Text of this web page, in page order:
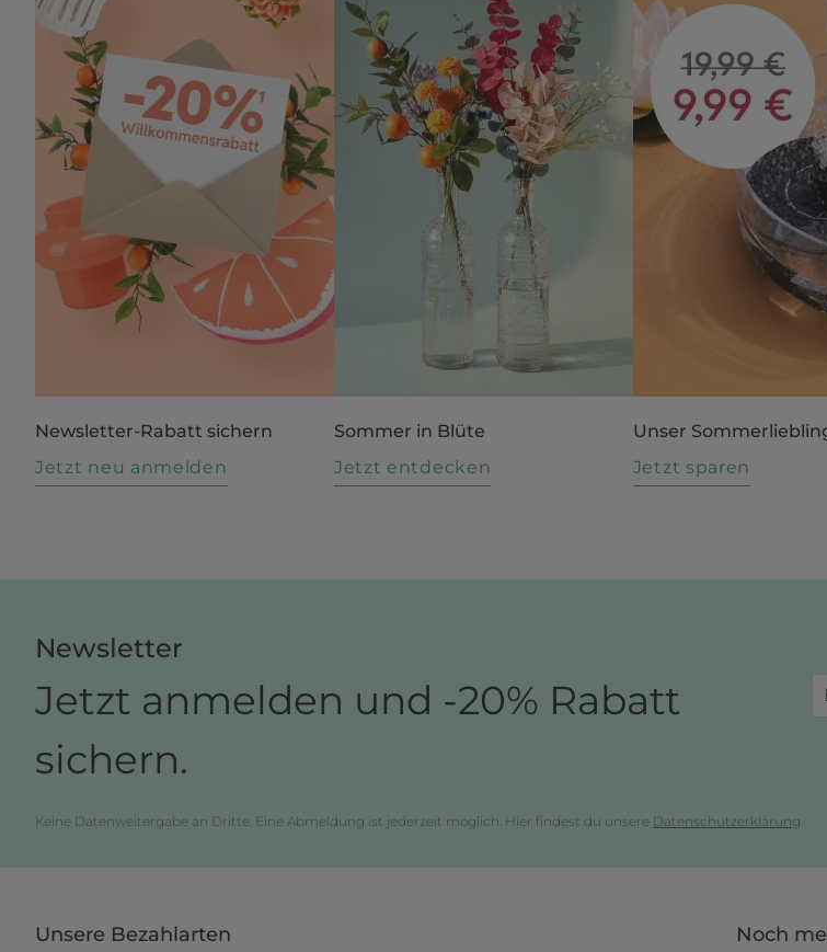
Newsletter-Rabatt sichern
Jetzt neu anmelden
Sommer in Blüte
Jetzt entdecken
Unser
Jetzt sparen
Newsletter
Jetzt anmelden und -20% Rabatt
sichern.
Keine Datenweitergabe an Dritte. Eine Abmeldung ist jederzeit möglich. Hier findest du unsere Datenschutzerklärung.
Unsere Bezahlarten Noch